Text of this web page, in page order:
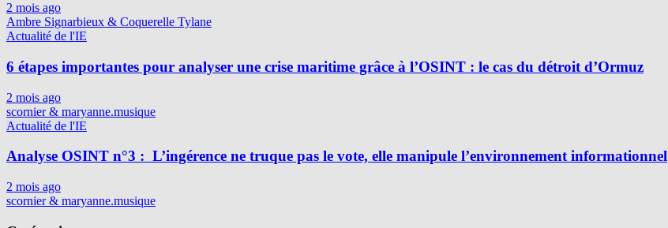
2 mois ago
Ambre Signarbieux & Coquerelle Tylane
Actualité de l'IE
6 étapes importantes pour analyser une crise maritime grâce à l’OSINT : le cas du détroit d’Ormuz
2 mois ago
scornier & maryanne.musique
Actualité de l'IE
Analyse OSINT n°3 : L’ingérence ne truque pas le vote, elle manipule l’environnement informationnel
2 mois ago
scornier & maryanne.musique